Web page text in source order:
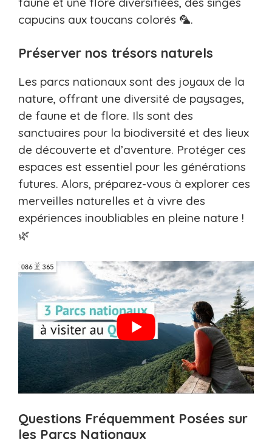
capucins aux toucans colorés 🦜.
Préserver nos trésors naturels
Les parcs nationaux sont des joyaux de la
nature, offrant une diversité de paysages,
de faune et de flore. Ils sont des
sanctuaires pour la biodiversité et des lieux
de découverte et d’aventure. Protéger ces
espaces est essentiel pour les générations
futures. Alors, préparez-vous à explorer ces
merveilles naturelles et à vivre des
expériences inoubliables en pleine nature !
🌿
Questions Fréquemment Posées sur
les Parcs Nationaux